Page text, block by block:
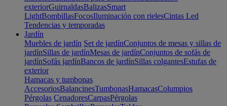
exteriorGuirnaldasBalizasSmart
LightBombillasFocosIluminación con rielesCintas Led
Tendencias y temporadas
Jardín
Muebles de jardín Set de jardínConjuntos de mesas y sillas de
jardínSillas de jardínMesas de jardínConjuntos de sofás de
jardínSofás jardínBancos de jardínSillas colgantesEstufas de
exterior
Hamacas y tumbonas
AccesoriosBalancinesTumbonasHamacasColumpios
Pérgolas CenadoresCarpasPérgolas